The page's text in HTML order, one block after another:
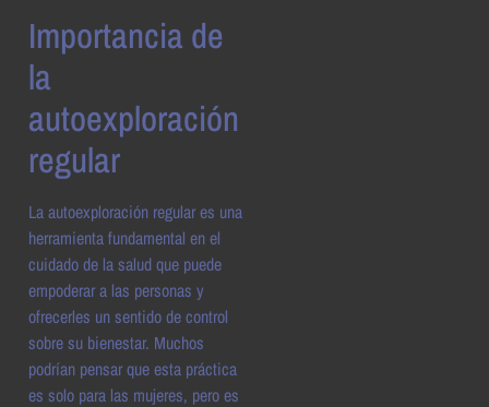
Importancia de
la
autoexploración
regular
La autoexploración regular es una
herramienta fundamental en el
cuidado de la salud que puede
empoderar a las personas y
ofrecerles un sentido de control
sobre su bienestar. Muchos
podrían pensar que esta práctica
es solo para las mujeres, pero es